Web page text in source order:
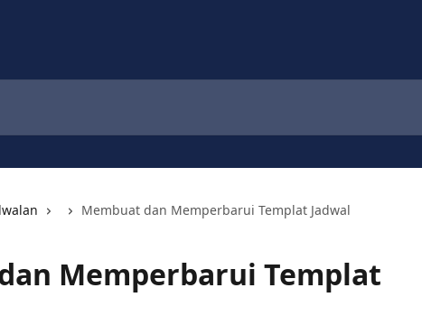
Membuat dan Memperbarui Templat Jadwal
Memperbarui Templat